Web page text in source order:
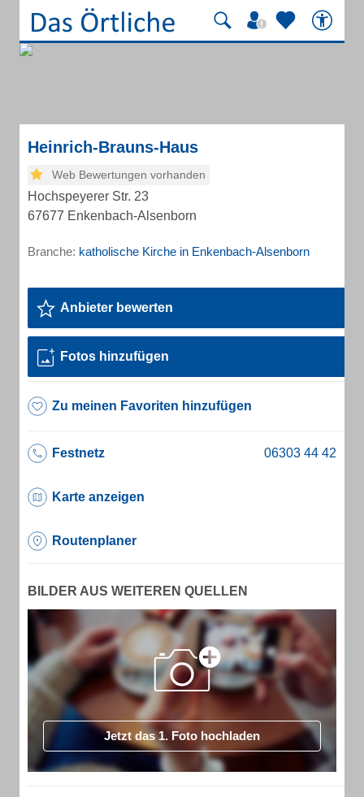
Heinrich-Brauns-Haus
Web Bewertungen vorhanden
Hochspeyerer Str. 23
67677 Enkenbach-Alsenborn
Branche: katholische Kirche in Enkenbach-Alsenborn
Anbieter bewerten
Fotos hinzufügen
Zu meinen Favoriten hinzufügen
Festnetz
Karte anzeigen
Routenplaner
BILDER AUS WEITEREN QUELLEN
Jetzt das 1. Foto hochladen